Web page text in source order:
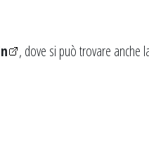
, dove si può trovare anche